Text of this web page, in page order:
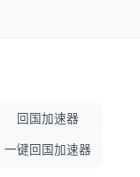
回国加速器
一键回国加速器